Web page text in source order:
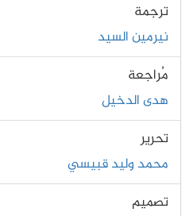
ترجمة
نيرمين السيد
مُراجعة
هدى الدخيل
تحرير
محمد وليد قبيسي
تصميم